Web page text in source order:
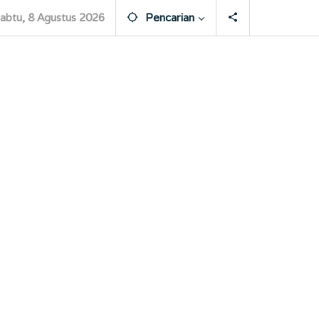
8 Agustus 2026 Pencarian